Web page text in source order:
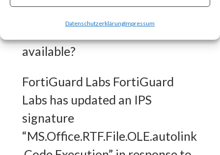
DatenschutzerklärungImpressum
available?
FortiGuard Labs FortiGuard
Labs has updated an IPS
signature
“MS.Office.RTF.File.OLE.autolink